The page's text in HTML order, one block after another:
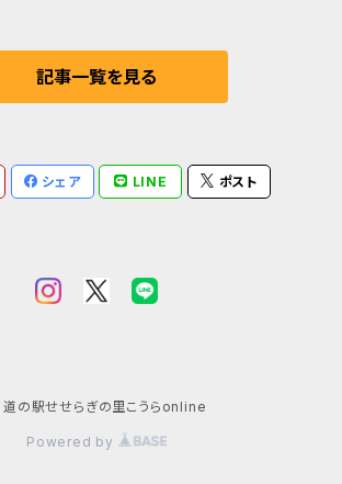
記事一覧を見る
シェア LINE ポスト
の駅せせらぎの里こうらonline
Powered by